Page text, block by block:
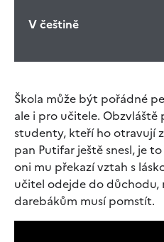
V češtině
Škola může být pořádné
ale i pro učitele.
studenty, kteří ho otravují
pan Putifar ještě snesl, je
oni mu překazí vztah s
učitel odejde do důchodu,
darebákům musí pomstít.